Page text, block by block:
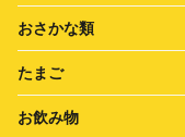
おさかな類
たまご
お飲み物